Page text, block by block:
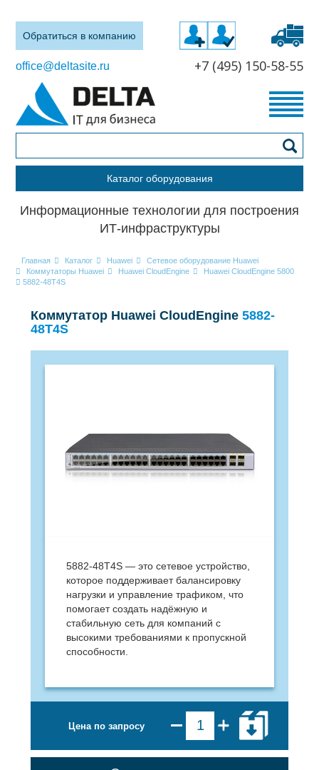
Обратиться в компанию
office@deltasite.ru +7 (495) 150-58-55
Каталог оборудования
Информационные технологии для построения
ИТ-инфраструктуры
Главная Каталог Huawei
Сетевое оборудование Huawei
Коммутаторы Huawei
Huawei CloudEngine
Huawei CloudEngine 5800
5882-48T4S
Коммутатор Huawei CloudEngine 5882-
48T4S
5882-48T4S — это сетевое устройство,
которое поддерживает балансировку
нагрузки и управление трафиком, что
помогает создать надёжную и
стабильную сеть для компаний с
высокими требованиями к пропускной
способности.
Цена по запросу